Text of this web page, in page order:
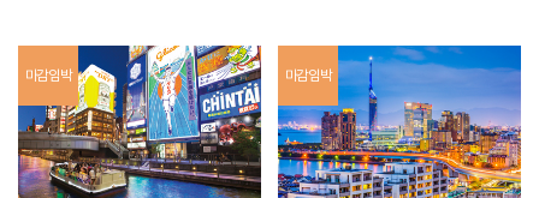
마감임박 마감임박